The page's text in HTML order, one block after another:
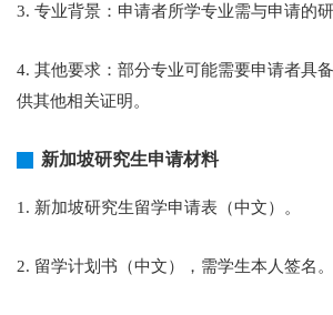
3. 专业背景：申请者所学专业需与申请的
4. 其他要求：部分专业可能需要申请者具
供其他相关证明。
新加坡研究生申请材料
1. 新加坡研究生留学申请表（中文）。
2. 留学计划书（中文），需学生本人签名。